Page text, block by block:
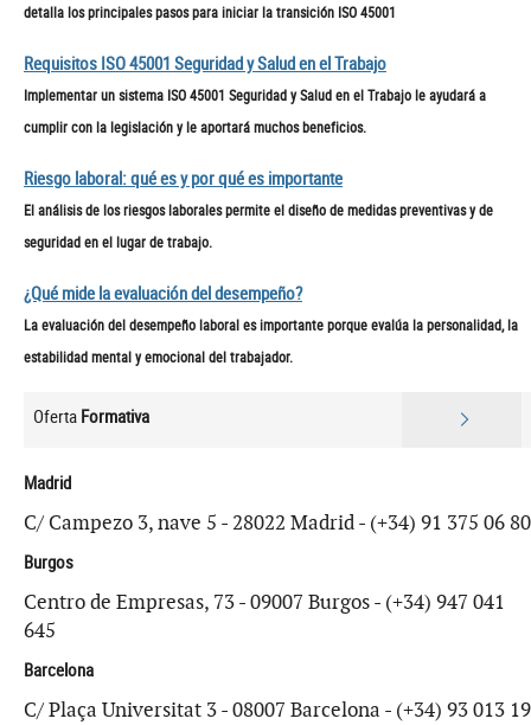
detalla los principales pasos para iniciar la transición ISO 45001
Requisitos ISO 45001 Seguridad y Salud en el Trabajo
Implementar un sistema ISO 45001 Seguridad y Salud en el Trabajo le ayudará a
cumplir con la legislación y le aportará muchos beneficios.
Riesgo laboral: qué es y por qué es importante
El análisis de los riesgos laborales permite el diseño de medidas preventivas y de
seguridad en el lugar de trabajo.
¿Qué mide la evaluación del desempeño?
La evaluación del desempeño laboral es importante porque evalúa la personalidad, la
estabilidad mental y emocional del trabajador.
Oferta Formativa
Madrid
C/ Campezo 3, nave 5 - 28022 Madrid - (+34) 91 375 06 80
Burgos
Centro de Empresas, 73 - 09007 Burgos - (+34) 947 041
645
Barcelona
C/ Plaça Universitat 3 - 08007 Barcelona - (+34) 93 013 19